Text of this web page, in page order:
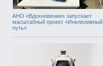
АНО «Вдохновение» запускает
масштабный проект «Инклюзивный
путь»